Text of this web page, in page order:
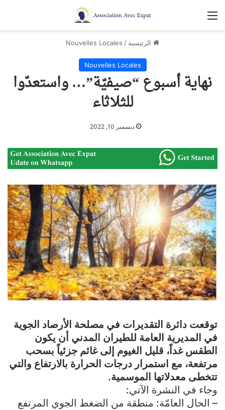
القائمة
الرئيسية /
Nouvelles Locales
Nouvelles Locales
نهاية أسبوع “صيفيّة”… واستعدّوا
للثلاثاء
ديسمبر 10, 2022
توقعت دائرة التقديرات في مصلحة الأرصاد الجوية
في المديرية العامة للطيران المدني أن يكون
الطقس غداً، قليل الغيوم إلى غائم جزئياً بسحب
مرتفعة، مع استمرار درجات الحرارة بالارتفاع والتي
تتخطى معدلاتها الموسمية.
وجاء في النشرة الآتي:
– الحال العامّة: منطقة من الضغط الجوي المرتفع